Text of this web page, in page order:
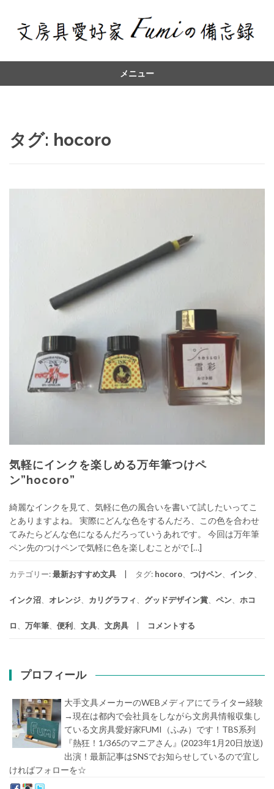
メニュー
タグ: hocoro
気軽にインクを楽しめる万年筆つけペ
ン”hocoro”
綺麗なインクを見て、気軽に色の風合いを書いて試したいってこ
とありますよね。 実際にどんな色をするんだろ、この色を合わせ
てみたらどんな色になるんだろっていうあれです。 今回は万年筆
ペン先のつけペンで気軽に色を楽しむことがで […]
カテゴリー:最新おすすめ文具 タグ: hocoro、 つけペン、 インク、
インク沼、 オレンジ、 カリグラフィ、 グッドデザイン賞、 ペン、 ホコ
ロ、 万年筆、 便利 、 文具、 文房具 コメントする
プロフィール
大手文具メーカーのWEBメディアにてライター経験
→現在は都内で会社員をしながら文房具情報収集し
ている文房具愛好家FUMI（ふみ）です！TBS系列
『熱狂！1/365のマニアさん』(2023年1月20日放送)
出演！最新記事はSNSでお知らせしているので宜し
ければフォローを☆